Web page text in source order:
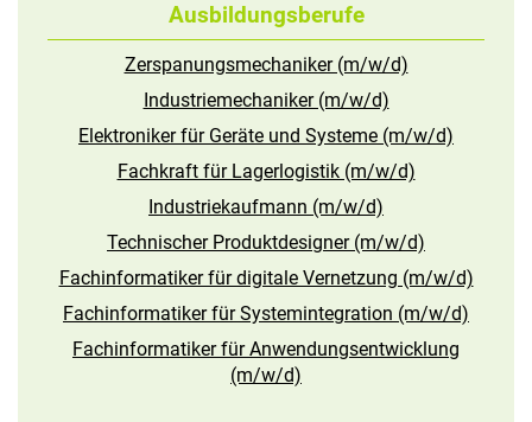
Ausbildungsberufe
Zerspanungsmechaniker (m/w/d)
Industriemechaniker (m/w/d)
Elektroniker für Geräte und Systeme (m/w/d)
Fachkraft für Lagerlogistik (m/w/d)
Industriekaufmann (m/w/d)
Technischer Produktdesigner (m/w/d)
Fachinformatiker für digitale Vernetzung (m/w/d)
Fachinformatiker für Systemintegration (m/w/d)
Fachinformatiker für Anwendungsentwicklung
(m/w/d)